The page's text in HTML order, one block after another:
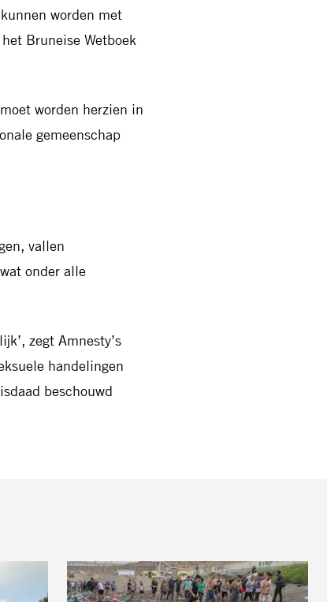
worden met
Bruneise Wetboek
worden herzien in
gemeenschap
vallen
onder alle
zegt Amnesty’s
handelingen
beschouwd